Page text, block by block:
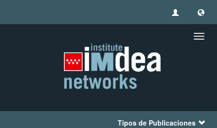
Tipos de Publicaciones